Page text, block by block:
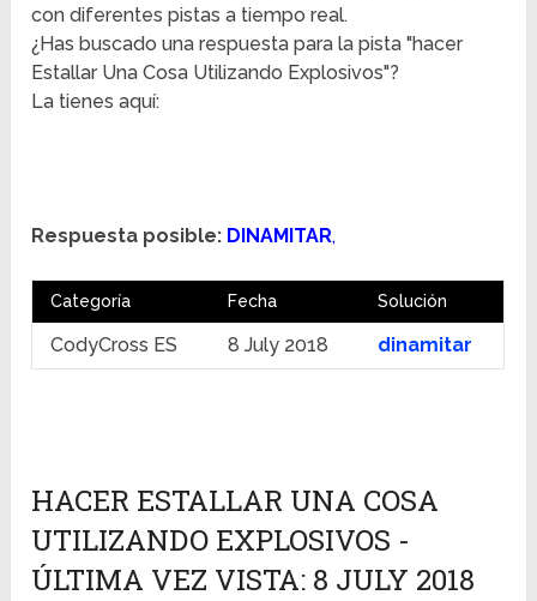
con diferentes pistas a tiempo real.
¿Has buscado una respuesta para la pista "hacer
Estallar Una Cosa Utilizando Explosivos"?
La tienes aquí:
Respuesta posible: DINAMITAR,
Categoría Fecha Solución
CodyCross ES 8 July 2018 dinamitar
HACER ESTALLAR UNA COSA
UTILIZANDO EXPLOSIVOS -
ÚLTIMA VEZ VISTA: 8 JULY 2018